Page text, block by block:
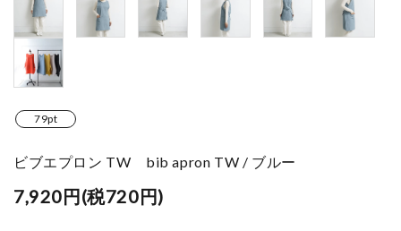
79pt
ビブエプロン TW bib apron TW / ブルー
7,920円(税720円)